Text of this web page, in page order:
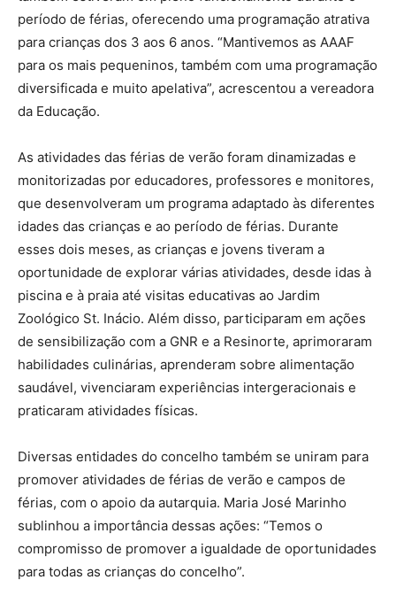
período de férias, oferecendo uma programação atrativa
para crianças dos 3 aos 6 anos. “Mantivemos as AAAF
para os mais pequeninos, também com uma programação
diversificada e muito apelativa”, acrescentou a vereadora
da Educação.
As atividades das férias de verão foram dinamizadas e
monitorizadas por educadores, professores e monitores,
que desenvolveram um programa adaptado às diferentes
idades das crianças e ao período de férias. Durante
esses dois meses, as crianças e jovens tiveram a
oportunidade de explorar várias atividades, desde idas à
piscina e à praia até visitas educativas ao Jardim
Zoológico St. Inácio. Além disso, participaram em ações
de sensibilização com a GNR e a Resinorte, aprimoraram
habilidades culinárias, aprenderam sobre alimentação
saudável, vivenciaram experiências intergeracionais e
praticaram atividades físicas.
Diversas entidades do concelho também se uniram para
promover atividades de férias de verão e campos de
férias, com o apoio da autarquia. Maria José Marinho
sublinhou a importância dessas ações: “Temos o
compromisso de promover a igualdade de oportunidades
para todas as crianças do concelho”.